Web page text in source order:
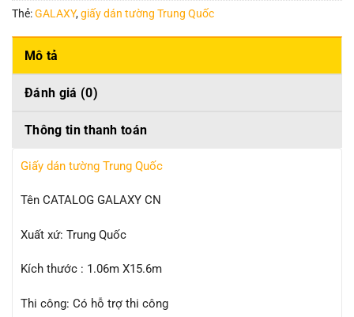
Thẻ:GALAXY,giấy dán tường Trung Quốc
Mô tả
Đánh giá (0)
Thông tin thanh toán
Giấy dán tường Trung Quốc
Tên CATALOG GALAXY CN
Xuất xứ: Trung Quốc
Kích thước : 1.06m X15.6m
Thi công: Có hỗ trợ thi công